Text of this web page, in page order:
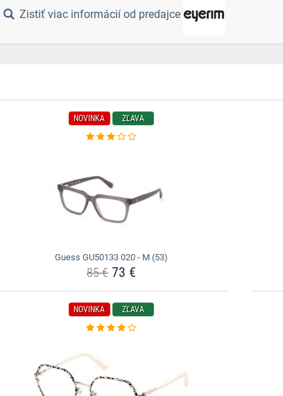
Zistiť viac informácií od predajce
NOVINKA ZĽAVA
Guess GU50133 020 - M (53)
85 €73 €
NOVINKA ZĽAVA